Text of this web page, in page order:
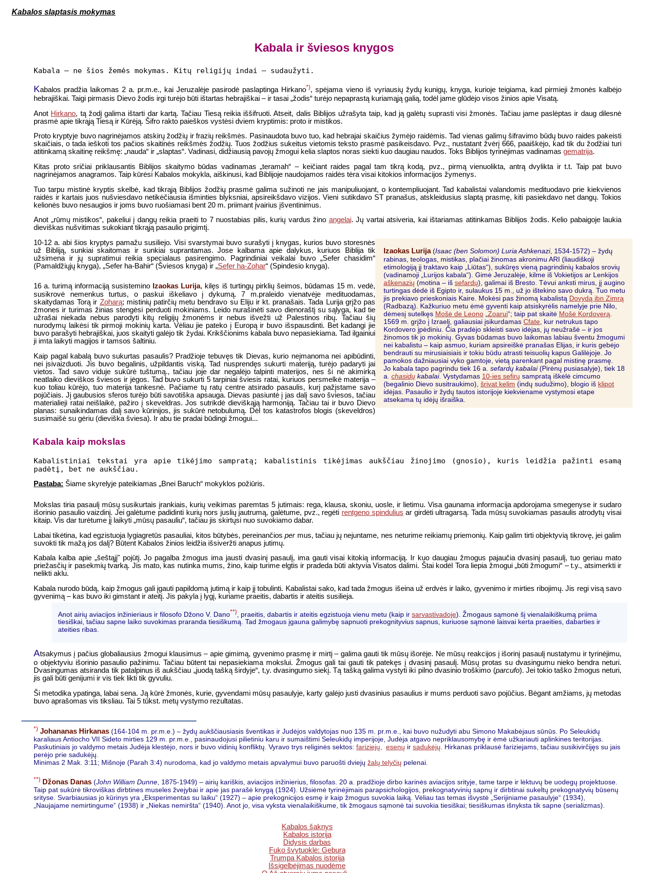
Kabalos slaptasis mokymas
Kabala ir šviesos knygos
Kabala – ne šios žemės mokymas. Kitų religijų indai – sudaužyti.
Kabalos pradžia laikomas 2 a. pr.m.e., kai Jeruzalėje pasirodė paslaptinga Hirkano*), spėjama vieno iš vyriausių žydų kunigų, knyga, kurioje teigiama, kad pirmieji žmonės kalbėjo
hebrajiškai. Taigi pirmasis Dievo žodis irgi turėjo būti ištartas hebrajiškai – ir tasai „žodis“ turėjo nepaprastą kuriamąją galią, todėl jame glūdėjo visos žinios apie Visatą.
Anot Hirkano, tą žodį galima ištarti dar kartą. Tačiau Tiesą reikia iššifruoti. Atseit, dalis Biblijos užrašyta taip, kad ją galėtų suprasti visi žmonės. Tačiau jame paslėptas ir daug dilesnė
prasmė apie tikrąją Tiesą ir Kūrėją. Šifro rakto paieškos vystėsi dviem kryptimis: proto ir mistikos.
Proto kryptyje buvo nagrinėjamos atskirų žodžių ir frazių reikšmės. Pasinaudota buvo tuo, kad hebrajai skaičius žymėjo raidėmis. Tad vienas galimų šifravimo būdų buvo raides pakeisti
skaičiais, o tada ieškoti tos pačios skaitinės reikšmės žodžių. Tuos žodžius sukeitus vietomis teksto prasmė pasikeisdavo. Pvz., nustatant žvėrį 666, paaiškėjo, kad tik du žodžiai turi
atitinkamą skaitinę reikšmę: „nauda“ ir „slaptas“. Vadinasi, didžiausią pavojų žmogui kelia slaptos noras siekti kuo daugiau naudos. Toks Biblijos tyrinėjimas vadinamas gematrija.
Kitas proto sričiai priklausantis Biblijos skaitymo būdas vadinamas „teramah“ – keičiant raides pagal tam tikrą kodą, pvz., pirmą vienuolikta, antrą dvylikta ir t.t. Taip pat buvo
nagrinėjamos anagramos. Taip kūrėsi Kabalos mokykla, aiškinusi, kad Biblijoje naudojamos raidės tėra visai kitokios informacijos žymenys.
Tuo tarpu mistinė kryptis skelbė, kad tikrąją Biblijos žodžių prasmė galima sužinoti ne jais manipuliuojant, o kontempliuojant. Tad kabalistai valandomis medituodavo prie kiekvienos
raidės ir kartais juos nušviesdavo netikėčiausia išminties blyksniai, apsireikšdavo vizijos. Vieni sutikdavo ST pranašus, atskleidusius slaptą prasmę, kiti pasiekdavo net dangų. Tokios
kelionės buvo nesaugios ir joms buvo ruošiamasi bent 20 m. priimant įvairius įšventinimus.
Anot „rūmų mistikos“, pakeliui į dangų reikia praeiti to 7 nuostabias pilis, kurių vardus žino angelai. Jų vartai atsiveria, kai ištariamas atitinkamas Biblijos žodis. Kelio pabaigoje laukia
dieviškas nušvitimas sukokiant tikrąją pasaulio prigimtį.
Izaokas Lurija(Isaac (ben Solomon) Luria Ashkenazi, 1534-1572) – žydų
rabinas, teologas, mistikas, plačiai žinomas akronimu ARI (liaudiškoji
etimologiją jį traktavo kaip „Liūtas“), sukūręs vieną pagrindinių kabalos srovių
(vadinamoji „Lurijos kabala“). Gimė Jeruzalėje, kilme iš Vokietijos ar Lenkijos
aškenazių (motina – iš sefardų), galimai iš Bresto. Tėvui anksti mirus, jį augino
turtingas dėdė iš Egipto ir, sulaukus 15 m., už jo ištekino savo dukrą. Tuo metu
jis prekiavo prieskoniais Kaire. Mokėsi pas žinomą kabalistą Dovydą ibn Zimrą
(Radbazą). Kažkuriuo metu ėmė gyventi kaip atsiskyrėlis namelyje prie Nilo,
dėmesį sutelkęs Mošė de Leono Zoarui“; taip pat skaitė Mošė Kordoverą
1569 m. grįžo į Izraelį, galiausiai įsikurdamas Cfate , kur netrukus tapo
Kordovero įpėdiniu. Čia pradėjo skleisti savo idėjas, jų neužrašė – ir jos
žinomos tik jo mokinių. Gyvas būdamas buvo laikomas labiau šventu žmogumi
nei kabalistu – kaip asmuo, kuriam apsireiškė pranašas Elijas, ir kuris gebėjo
bendrauti su mirusiaisiais ir tokiu būdu atrasti teisuolių kapus Galilėjoje. Jo
pamokos dažniausiai vyko gamtoje, vietą parenkant pagal mistinę prasmę.
Jo kabala tapo pagrindu tiek 16 a. sefardų kabalai(Pirėnų pusiasalyje), tiek 18
a. chasidų kabalai. Vystydamas 10-ies sefirų sampratą iškėlė cimcumo
(begalinio Dievo susitraukimo), šrivat kelim (indų sudužimo), blogio iš klipot
idėjas. Pasaulio ir žydų tautos istorijoje kiekviename vystymosi etape
atsekama tų idėjų išraiška.
10-12 a. abi šios kryptys pamažu susiliejo. Visi svarstymai buvo surašyti į knygas, kurios buvo storesnės
už Bibliją, sunkiai skaitomas ir sunkiai suprantamas. Jose kalbama apie dalykus, kuriuos Biblija tik
užsimena ir jų supratimui reikia specialaus pasirengimo. Pagrindiniai veikalai buvo „Sefer chasidim“
(Pamaldžiųjų knyga), „Sefer ha-Bahir“ (Šviesos knyga) ir „Sefer ha-Zohar“ (Spindesio knyga).
16 a. turimą informaciją susistemino Izaokas Lurija, kilęs iš turtingų pirklių šeimos, būdamas 15 m. vedė,
susikrovė nemenkus turtus, o paskui iškeliavo į dykumą. 7 m.praleido vienatvėje medituodamas,
skaitydamas Torą ir Zoharą; mistinių patirčių metu bendravo su Eliju ir kt. pranašais. Tada Lurija grįžo pas
žmones ir turimas žinias stengėsi perduoti mokiniams. Leido nurašinėti savo dienoraštį su sąlyga, kad tie
užrašai niekada nebus parodyti kitų religijų žmonėms ir nebus išvežti už Palestinos ribų. Tačiau šių
nurodymų laikėsi tik pirmoji mokinių karta. Vėliau jie pateko į Europą ir buvo išspausdinti. Bet kadangi jie
buvo parašyti hebrajiškai, juos skaityti galėjo tik žydai. Krikščionims kabala buvo nepasiekiama. Tad ilgainiui
ji imta laikyti magijos ir tamsos šaltiniu.
Kaip pagal kabalą buvo sukurtas pasaulis? Pradžioje tebuvęs tik Dievas, kurio neįmanoma nei apibūdinti,
nei įsivaizduoti. Jis buvo begalinis, užpildantis viską. Tad nusprendęs sukurti materiją, turėjo padaryti jai
vietos. Tad savo viduje sukūrė tuštumą., tačiau joje dar negalėjo talpinti materijos, nes ši nė akimirką
neatlaiko dieviškos šviesos ir jėgos. Tad buvo sukurti 5 tarpiniai šviesis ratai, kuriuos persmelkė materija –
kuo toliau kūrėjo, tuo materija tankesnė. Pačiame tų ratų centre atsirado pasaulis, kurį pažįstame savo
pojūčiais. Jį gaubusios sferos turėjo būti savotiška apsauga. Dievas pasiuntė į jas dalį savo šviesos, tačiau
materialieji ratai neišlaikė, pažiro į skeveldras. Jos sutrikdė dieviškąją harmoniją. Tačiau tai ir buvo Dievo
planas: sunaikindamas dalį savo kūrinijos, jis sukūrė netobulumą. Dėl tos katastrofos blogis (skeveldros)
susimaišė su gėriu (dieviška šviesa). Ir abu tie pradai būdingi žmogui...
Kabala kaip mokslas
Kabalistiniai tekstai yra apie tikėjimo sampratą; kabalistinis tikėjimas aukščiau žinojimo (gnosio), kuris leidžia pažinti esamą
padėtį, bet ne aukščiau.
Pastaba: Šiame skyrelyje pateikiamas „Bnei Baruch“ mokyklos požiūris.
Mokslas tiria pasaulį mūsų susikurtais įrankiais, kurių veikimas paremtas 5 jutimais: rega, klausa, skoniu, uosle, ir lietimu. Visa gaunama informacija apdorojama smegenyse ir sudaro
išorinio pasaulio vaizdinį. Jei galėtume padidinti kurių nors juslių jautrumą, galėtume, pvz., regėti rentgeno spindulius ar girdėti ultragarsą. Tada mūsų suvokiamas pasaulis atrodytų visai
kitaip. Vis dar turėtume jį laikyti „mūsų pasauliu“, tačiau jis skirtųsi nuo suvokiamo dabar.
Labai tikėtina, kad egzistuoja lygiagretūs pasauliai, kitos būtybės, pereinančiospermus, tačiau jų nejuntame, nes neturime reikiamų priemonių. Kaip galim tirti objektyvią tikrovę, jei galim
suvokti tik mažą jos dalį? Būtent Kabalos žinios leidžia išsiveržti anapus jutimų.
Kabala kalba apie „šeštąjį" pojūtį. Jo pagalba žmogus ima jausti dvasinį pasaulį, ima gauti visai kitokią informaciją. Ir kuo daugiau žmogus pajaučia dvasinį pasaulį, tuo geriau mato
priežasčių ir pasekmių tvarką. Jis mato, kas nutinka mums, žino, kaip turime elgtis ir pradeda būti aktyvia Visatos dalimi. Štai kodėl Tora liepia žmogui „būti žmogumi“ – t.y., atsimerkti ir
nelikti aklu.
Kabala nurodo būdą, kaip žmogus gali įgauti papildomą jutimą ir kaip jį tobulinti. Kabalistai sako, kad tada žmogus išeina už erdvės ir laiko, gyvenimo ir mirties ribojimų. Jis regi visą savo
gyvenimą – kas buvo iki gimstant ir ateitį. Jis pakyla į lygį, kuriame praeitis, dabartis ir ateitis susilieja.
Anot airių aviacijos inžinieriaus ir filosofo Džono V. Dano**) , praeitis, dabartis ir ateitis egzistuoja vienu metu (kaip ir sarvastivadoje). Žmogaus sąmonė šį vienalaikiškumą priima
tiesiškai, tačiau sapne laiko suvokimas praranda tiesiškumą. Tad žmogaus įgauna galimybę sapnuoti prekognityvius sapnus, kuriuose sąmonė laisvai kerta praeities, dabarties ir
ateities ribas.
Atsakymus į pačius globaliausius žmogui klausimus – apie gimimą, gyvenimo prasmę ir mirtį – galima gauti tik mūsų išorėje. Ne mūsų reakcijos į išorinį pasaulį nustatymu ir tyrinėjimu,
o objektyviu išorinio pasaulio pažinimu. Tačiau būtent tai nepasiekiama mokslui. Žmogus gali tai gauti tik patekęs į dvasinį pasaulį. Mūsų protas su dvasingumu nieko bendra neturi.
Dvasingumas atsiranda tik patalpinus iš aukščiau „juodą tašką širdyje“, t,y. dvasingumo siekį. Tą tašką galima vystyti iki pilno dvasinio troškimo (parcufo). Jei tokio taško žmogus neturi,
jis gali būti genijumi ir vis tiek likti tik gyvuliu.
Ši metodika ypatinga, labai sena. Ją kūrė žmonės, kurie, gyvendami mūsų pasaulyje, karty galėjo justi dvasinius pasaulius ir mums perduoti savo pojūčius. Bėgant amžiams, jų metodas
buvo aprašomas vis tiksliau. Tai 5 tūkst. metų vystymo rezultatas.
*) Johananas Hirkanas (164-104 m. pr.m.e.) – žydų aukščiausiasis šventikas ir Judėjos valdytojas nuo 135 m. pr.m.e., kai buvo nužudyti abu Simono Makabėjaus sūnūs. Po Seleukidų
karaliaus Antiocho VII Sideto mirties 129 m. pr.m.e., pasinaudojusi pilietiniu karu ir sumaištimi Seleukidų imperijoje, Judėja atgavo nepriklausomybę ir ėmė užkariauti aplinkines teritorijas.
Paskutiniais jo valdymo metais Judėja klestėjo, nors ir buvo vidinių konfliktų. Vyravo trys religinės sektos: fariziejų, esenų ir sadukėjų. Hirkanas priklausė fariziejams, tačiau susikivirčijęs su jais
perėjo prie sadukėjų.
Minimas 2 Mak. 3:11; Mišnoje (Parah 3:4) nurodoma, kad jo valdymo metais apvalymui buvo paruošti dviejų žalų telyčių pelenai.
**) Džonas Danas (John William Dunne , 1875-1949) – airių kariškis, aviacijos inžinierius, filosofas. 20 a. pradžioje dirbo karinės aviacijos srityje, tame tarpe ir lėktuvų be uodegų projektuose.
Taip pat sukūrė tikroviškas dirbtines museles žvejybai ir apie jas parašė knygą (1924). Užsiėmė tyrinėjimais parapsichologijos, prekognatyvinių sapnų ir dirbtinai sukeltų prekognatyvių būsenų
srityse. Svarbiausias jo kūrinys yra „Eksperimentas su laiku“ (1927) – apie prekognicijos esmę ir kaip žmogus suvokia laiką. Vėliau tas temas išvystė „Serijiniame pasaulyje“ (1934),
„Naujajame nemirtingume“ (1938) ir „Niekas nemiršta“ (1940). Anot jo, visa vyksta vienalaikiškume, tik žmogaus sąmonė tai suvokia tiesiškai; tiesiškumas išnyksta tik sapne (serializmas).
Kabalos šaknys
Kabalos istorija
Didysis darbas
Fuko švytuoklė: Gebura
Trumpa Kabalos istorija
Išsigelbėjimas nuodėme